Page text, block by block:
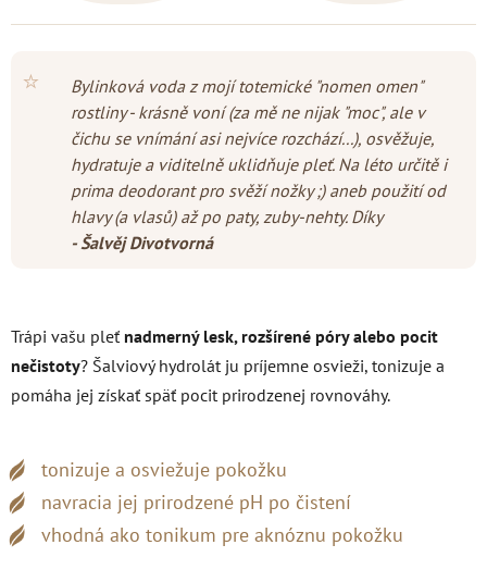
⭐
Bylinková voda z mojí totemické "nomen omen"
rostliny - krásně voní (za mě ne nijak "moc", ale v
čichu se vnímání asi nejvíce rozchází...), osvěžuje,
hydratuje a viditelně uklidňuje pleť. Na léto určitě i
prima deodorant pro svěží nožky ;) aneb použití od
hlavy (a vlasů) až po paty, zuby-nehty. Díky
- Šalvěj Divotvorná
Trápi vašu pleť nadmerný lesk, rozšírené póry alebo pocit
nečistoty? Šalviový hydrolát ju príjemne osvieži, tonizuje a
pomáha jej získať späť pocit prirodzenej rovnováhy.
tonizuje a osviežuje pokožku
navracia jej prirodzené pH po čistení
vhodná ako tonikum pre aknóznu pokožku